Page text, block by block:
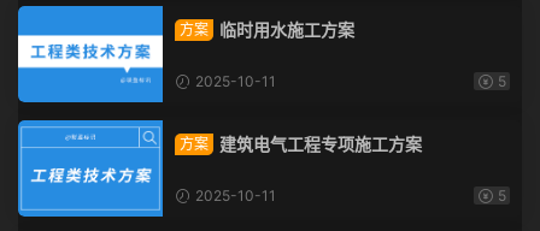
方案 临时用水施工方案
2025-10-11 5
方案 建筑电气工程专项施工方案
2025-10-11 5